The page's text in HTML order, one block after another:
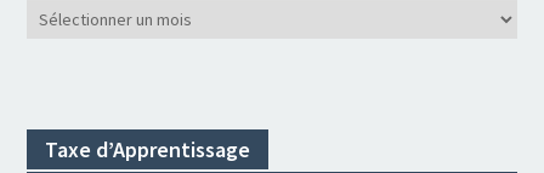
Archives
Taxe d’Apprentissage